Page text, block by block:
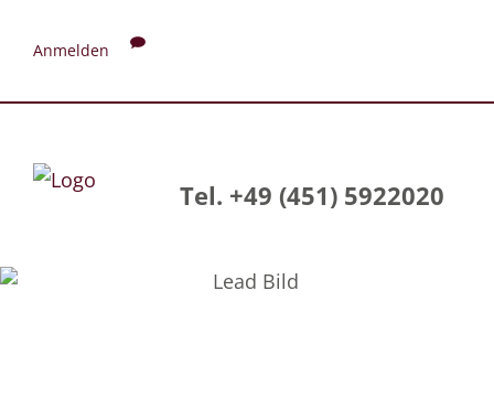
Anmelden
Tel. +49 (451) 5922020